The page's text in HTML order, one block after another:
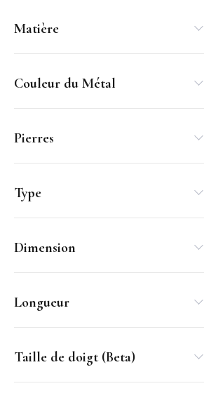
Matière
Couleur du Métal
Pierres
Type
Dimension
Longueur
Taille de doigt (Beta)